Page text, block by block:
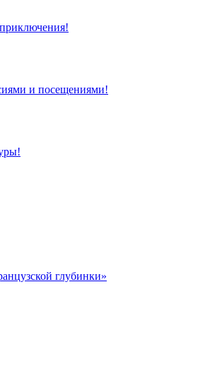
и посещениями!
глубинки»